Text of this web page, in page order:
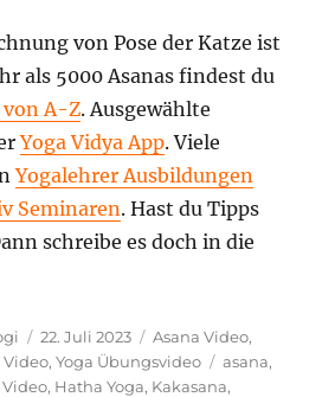
von Pose der Katze ist
als 5000 Asanas findest du
von A-Z. Ausgewählte
Yoga Vidya App. Viele
Yogalehrer Ausbildungen
Seminaren. Hast du Tipps
schreibe es doch in die
Veröffentlicht
am
22. Juli 2023 Kategorien
Asana Video,
Video,Yoga Übungsvideo asana,
Video, Hatha Yoga, Kakasana,